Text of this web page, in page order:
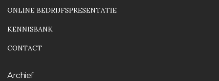
ONLINE BEDRIJFSPRESENTATIE
KENNISBANK
CONTACT
Archief